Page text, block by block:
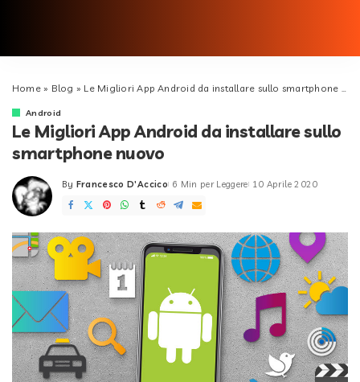
Home» Blog » Le Migliori App Android da installare sullo smartphone nuovo
Android
Le Migliori App Android da installare sullo
smartphone nuovo
Posted
by
By Francesco D'Accico 6 Min per Leggere 10 Aprile 2020